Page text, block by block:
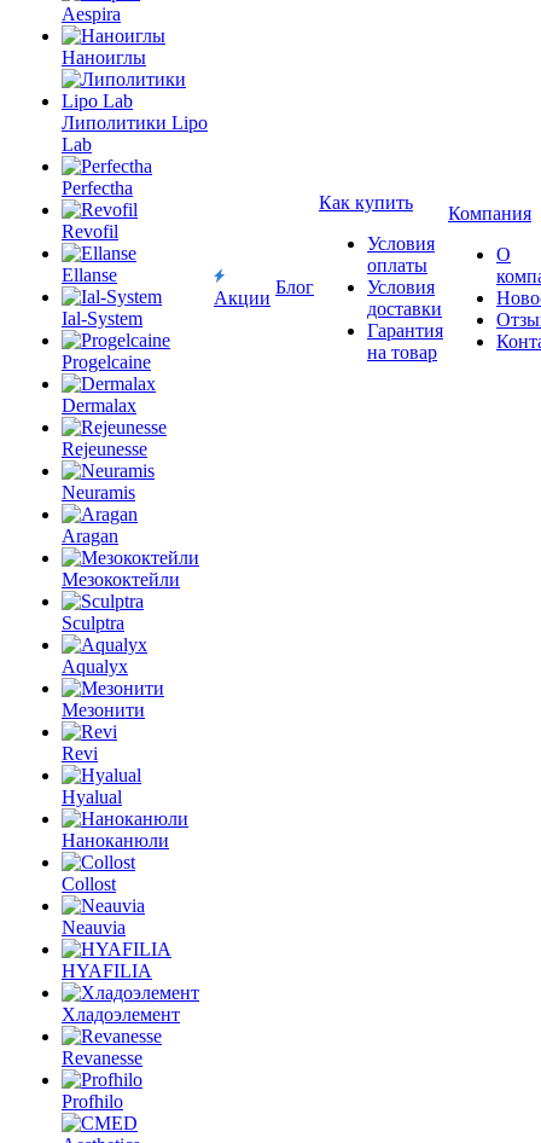
Aespira
Наноиглы
Липолитики Lipo
Lab
Perfectha
Revofil
Ellanse
Ial-System
Progelcaine
Dermalax
Rejeunesse
Neuramis
Aragan
Мезококтейли
Sculptra
Aqualyx
Мезонити
Revi
Hyalual
Наноканюли
Collost
Neauvia
HYAFILIA
Хладоэлемент
Revanesse
Profhilo
Акции
Блог
Как купить
Условия
оплаты
Условия
доставки
Гарантия
на товар
Компания
О